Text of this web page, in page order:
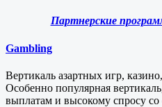
Партнерские
Gambling
Вертикаль азартных игр,
Особенно популярная
выплатам и высокому спросу со